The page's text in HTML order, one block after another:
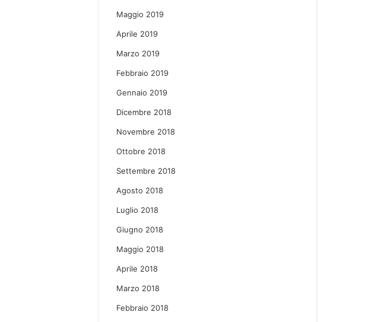
Maggio 2019
Aprile 2019
Marzo 2019
Febbraio 2019
Gennaio 2019
Dicembre 2018
Novembre 2018
Ottobre 2018
Settembre 2018
Agosto 2018
Luglio 2018
Giugno 2018
Maggio 2018
Aprile 2018
Marzo 2018
Febbraio 2018